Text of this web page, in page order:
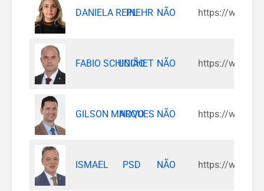
DANIELA REINEHR
PL NÃO https://
FABIO SCHIOCHET
UNIÃO NÃO https://
GILSON MARQUES
NOVO NÃO https://
ISMAEL PSD NÃO https://